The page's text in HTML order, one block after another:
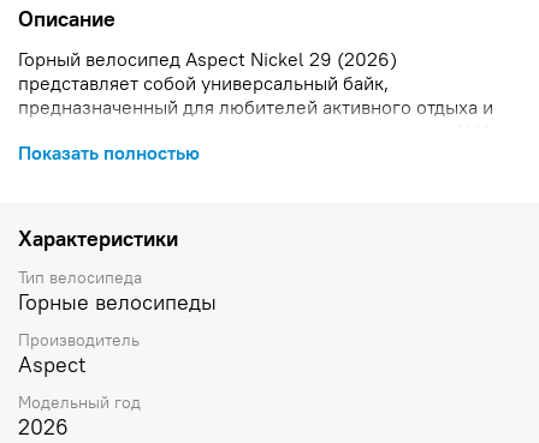
Описание
Горный велосипед Aspect Nickel 29 (2026)
представляет собой универсальный байк,
предназначенный для любителей активного отдыха и
велоспорта. легкая и прочная конструкция рамы ALU
6061, обеспечивающая долговечность велосипеда.
преодолевать препятствия. Вилка EXSHO JUNGLE ML-P
пружино-эластомерная с блокировкой обеспечивает
комфорт при движении по неровностям дороги.
Гидравлические тормоза TEKTRO TKD-176 обеспечивают
Покрышки WANDA P1277 29x2.3" имеют агрессивный
протектор, позволяющий уверенно двигаться по
различным поверхностям.
Показать полностью
Характеристики
Тип велосипеда
Горные велосипеды
Производитель
Aspect
Модельный год
2026